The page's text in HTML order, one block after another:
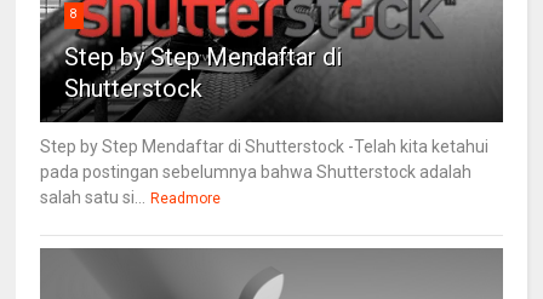
8
Step by Step Mendaftar di
Shutterstock
Step by Step Mendaftar di Shutterstock -Telah kita ketahui
pada postingan sebelumnya bahwa Shutterstock adalah
salah satu si...
Readmore